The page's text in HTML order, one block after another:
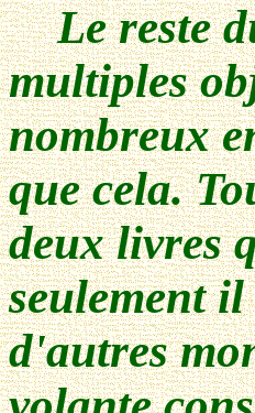
Le reste
multiples
nombreux
que cela.
deux livres
seulement
d'autres